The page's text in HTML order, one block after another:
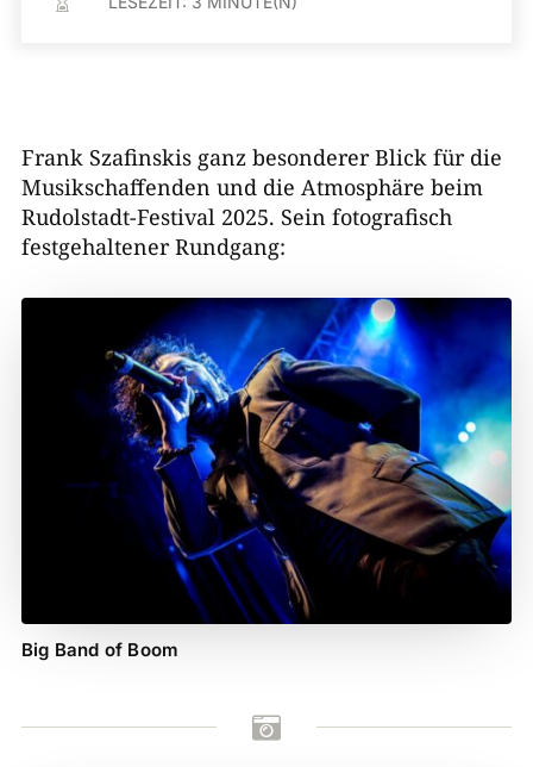
Frank Szafinskis ganz besonderer Blick für die
Musikschaffenden und die Atmosphäre beim
Rudolstadt-Festival 2025. Sein fotografisch
festgehaltener Rundgang:
Big Band of Boom
